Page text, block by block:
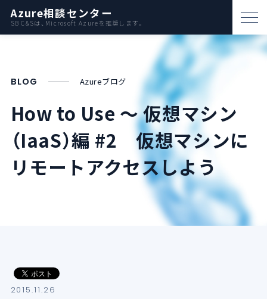
Azure相談センター
SB C&Sは、Microsoft Azureを推奨します。
パートナー支援
資料ダウンロード
お問い合わせ
Azureとは
AWS比較
BLOG Azureブログ
How to Use ～ 仮想マシン
（IaaS）編 #2仮想マシンに
リモートアクセスしよう
2015.11.26